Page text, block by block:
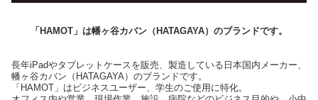
「HAMOT」は幡ヶ谷カバン（HATAGAYA）のブランドです。
長年iPadやタブレットケースを販売、製造している日本国内メーカー、
幡ヶ谷カバン（HATAGAYA）のブランドです。
「HAMOT」はビジネスユーザー、学生のご使用に特化。